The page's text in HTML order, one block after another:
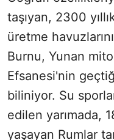
taşıyan, 2300
üretme
Burnu, Yunan
Efsanesi'nin
biliniyor. Su
edilen yarımada,
yaşayan Rumlar